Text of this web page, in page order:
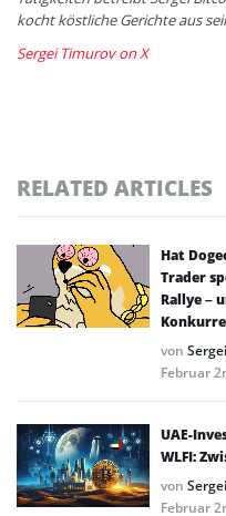
kocht köstliche Gerichte aus
Sergei Timurov on X
RELATED ARTICLES
Hat
Trader
Rallye –
von
Februar
UAE-
WLFI:
von
Februar